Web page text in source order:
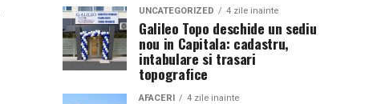
UNCATEGORIZED 4 zile inainte
Galileo Topo deschide un sediu
nou in Capitala: cadastru,
intabulare si trasari
topografice
AFACERI 4 zile inainte